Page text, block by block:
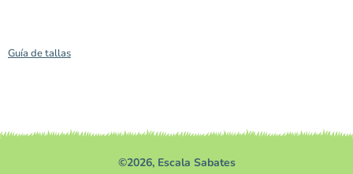
Guía de tallas
©2026, Escala Sabates